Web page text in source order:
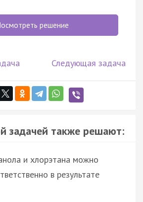
решение
Следующая задача
задачей также решают:
и хлорэтана можно
в результате